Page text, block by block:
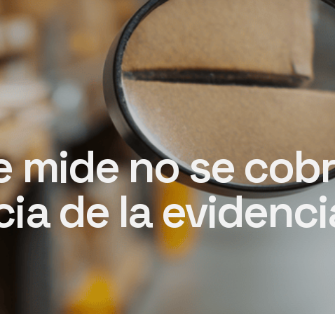
mide no se
de la